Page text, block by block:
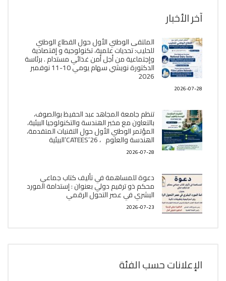
آخر الأخبار
الملتقى الوطني الأول حول القطاع الوطني
للحليب: تحديات علمية، تكنولوجية و إقتصادية
وإجتماعية من أجل أمن غذائي مستدام . برئاسة
الدكتورة نويشي سهام يومي 10-11 نوفمبر
2026
2026-07-28
تنظم جامعة المجاهد عبد الحفيظ بوالصوف،
بالتعاون مع مخبر الھندسة والتكنولوجيا البیئیة،
المؤتمر الوطني الأول حول التقنيات المتقدمة،
الھندسة والعلوم ، CATEES’26’البیئية
2026-07-28
دعوة للمساهمة في تأليف كتاب جماعي
محكم ذو ترقيم دولي بعنوان : إستدامة المورد
البشري في عصر التحول الرقمي
2026-07-23
الإعلانات حسب الفئة